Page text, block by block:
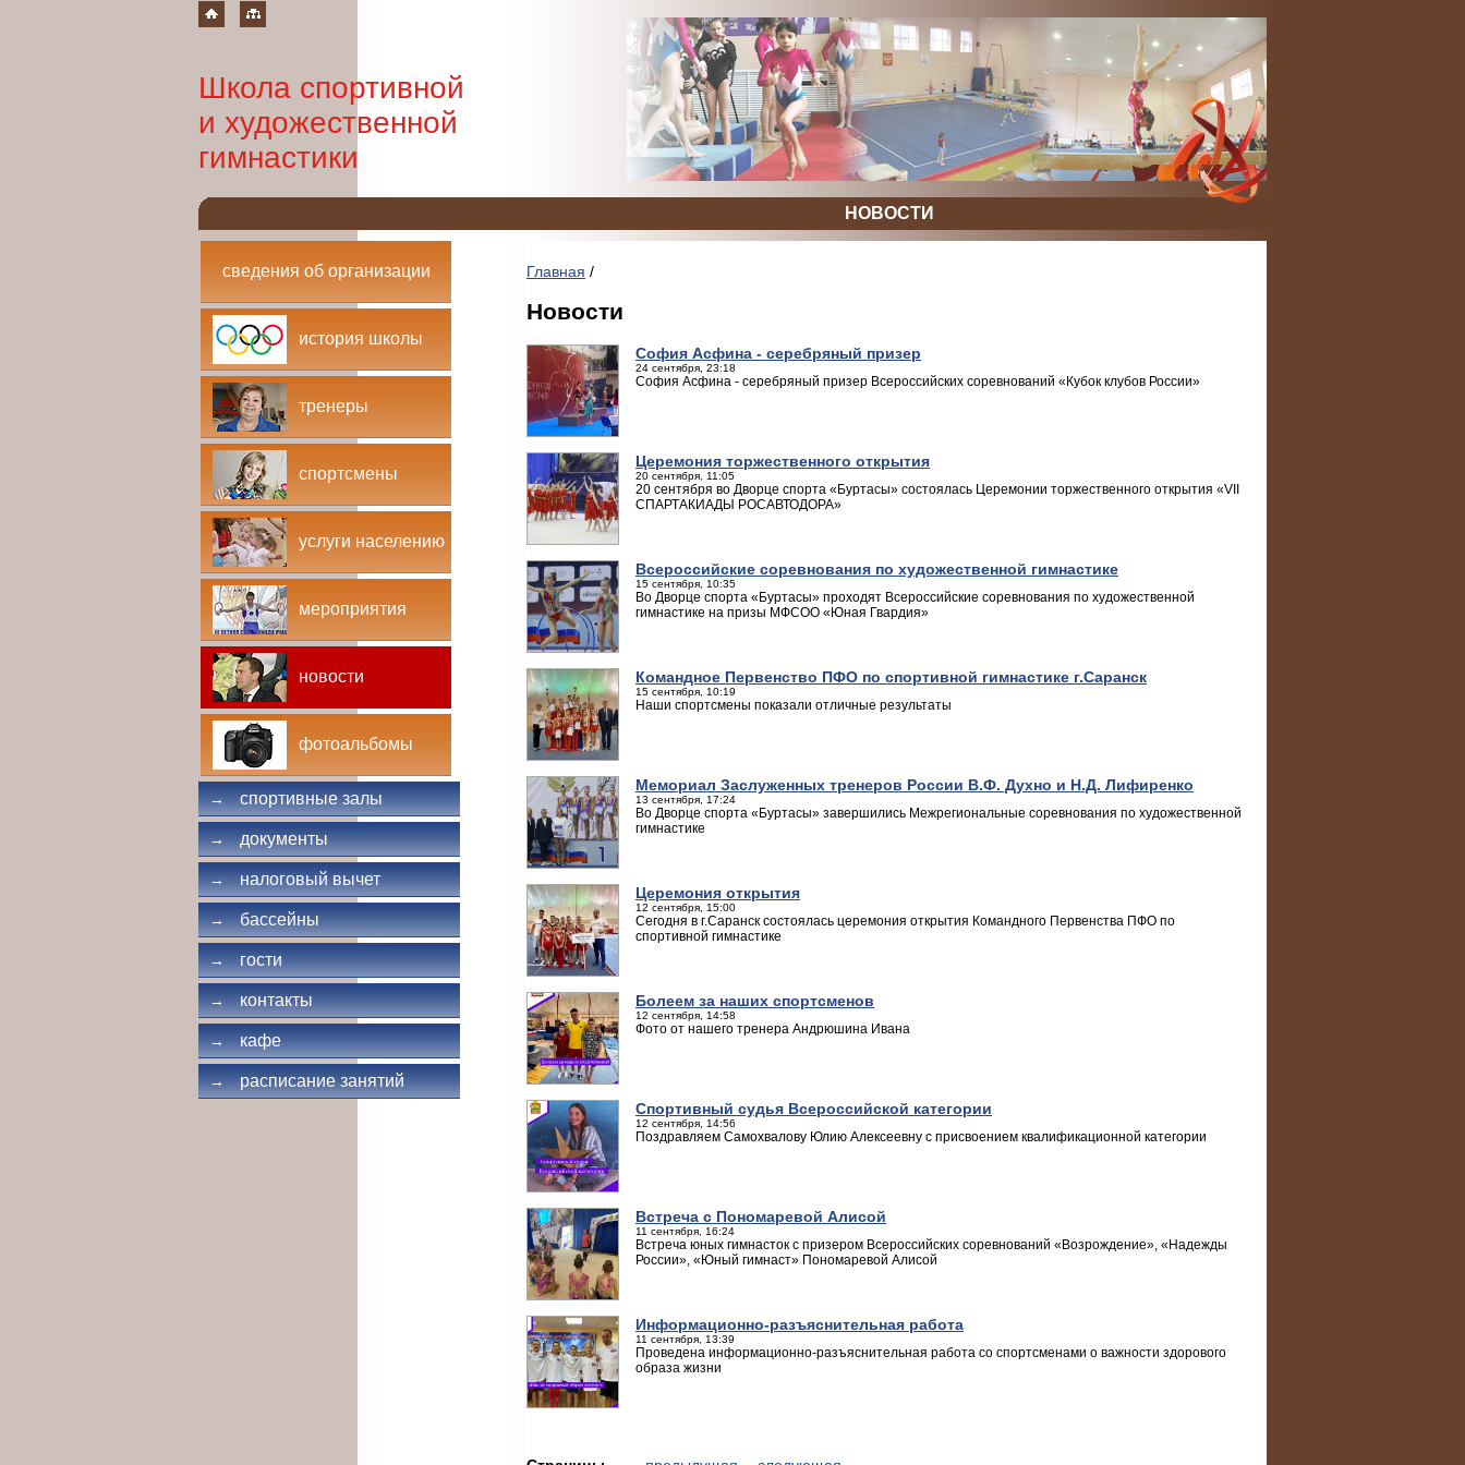
Школа спортивной
и художественной
гимнастики
НОВОСТИ
сведения об организации
история школы
тренеры
спортсмены
услуги населению
мероприятия
новости
фотоальбомы
→ спортивные залы
→ документы
→ налоговый вычет
→ бассейны
→ гости
→ контакты
→ кафе
→ расписание занятий
Главная /
Новости
София Асфина - серебряный призер
24 сентября, 23:18
София Асфина - серебряный призер Всероссийских соревнований «Кубок клубов России»
Церемония торжественного открытия
20 сентября, 11:05
20 сентября во Дворце спорта «Буртасы» состоялась Церемонии торжественного открытия «VII
СПАРТАКИАДЫ РОСАВТОДОРА»
Всероссийские соревнования по художественной гимнастике
15 сентября, 10:35
Во Дворце спорта «Буртасы» проходят Всероссийские соревнования по художественной
гимнастике на призы МФСОО «Юная Гвардия»
Командное Первенство ПФО по спортивной гимнастике г.Саранск
15 сентября, 10:19
Наши спортсмены показали отличные результаты
Мемориал Заслуженных тренеров России В.Ф. Духно и Н.Д. Лифиренко
13 сентября, 17:24
Во Дворце спорта «Буртасы» завершились Межрегиональные соревнования по художественной
гимнастике
Церемония открытия
12 сентября, 15:00
Сегодня в г.Саранск состоялась церемония открытия Командного Первенства ПФО по
спортивной гимнастике
Болеем за наших спортсменов
12 сентября, 14:58
Фото от нашего тренера Андрюшина Ивана
Спортивный судья Всероссийской категории
12 сентября, 14:56
Поздравляем Самохвалову Юлию Алексеевну с присвоением квалификационной категории
Встреча c Пономаревой Алисой
11 сентября, 16:24
Встреча юных гимнасток с призером Всероссийских соревнований «Возрождение», «Надежды
России», «Юный гимнаст» Пономаревой Алисой
Информационно-разъяснительная работа
11 сентября, 13:39
Проведена информационно-разъяснительная работа со спортсменами о важности здорового
образа жизни